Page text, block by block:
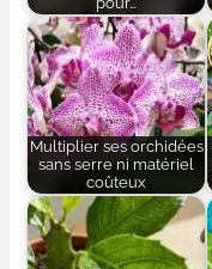
Multiplier ses orchidées
sans serre ni matériel
coûteux